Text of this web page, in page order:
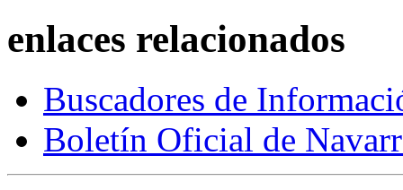
enlaces relacionados
Buscadores de
Boletín Oficial de